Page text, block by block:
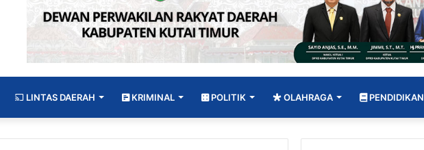
LINTAS DAERAH KRIMINAL POLITIK OLAHRAGA PENDIDIKAN